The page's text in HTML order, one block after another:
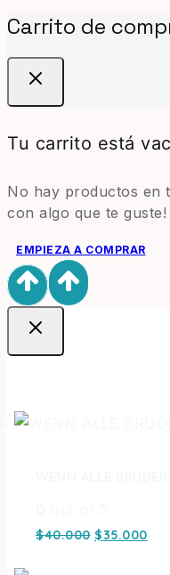
Carrito de
Tu carrito está
No hay productos en
con algo que te guste!
EMPIEZA A COMPRAR
$40.000 $35.000